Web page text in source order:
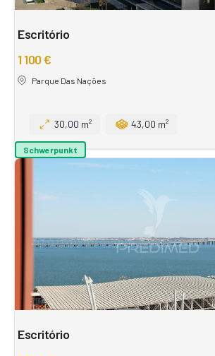
Escritório
1 100 €
Parque Das Nações
30,00 m² 43,00 m²
Schwerpunkt
Escritório